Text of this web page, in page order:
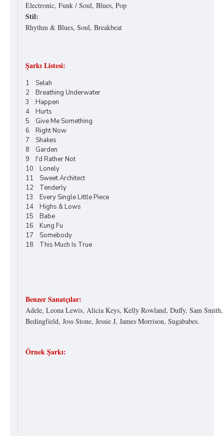
Electronic, Funk / Soul, Blues, Pop
Stil:
Rhythm & Blues, Soul, Breakbeat
Şarkı Listesi:
1 Selah
2 Breathing Underwater
3 Happen
4 Hurts
5 Give Me Something
6 Right Now
7 Shakes
8 Garden
9 I'd Rather Not
10 Lonely
11 Sweet Architect
12 Tenderly
13 Every Single Little Piece
14 Highs & Lows
15 Babe
16 Kung Fu
17 Somebody
18 This Much Is True
Benzer Sanatçılar:
Adele, Leona Lewis, Alicia Keys, Kelly Rowland, Duffy, Sam Smith,
Bedingfield, Joss Stone, Jessie J, James Morrison, Sugababes.
Örnek Şarkı: